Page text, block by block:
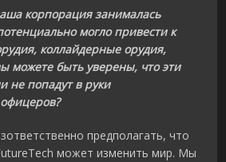
корпорация занималась
могло привести к
коллайдерные орудия,
можете быть уверены, что эти
не попадут в руки
предполагать, что
может изменить мир. Мы